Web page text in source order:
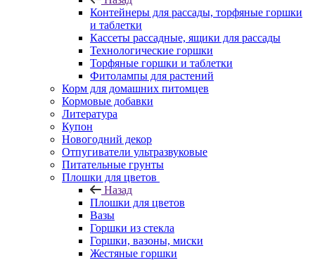
Контейнеры для рассады, торфяные горшки
и таблетки
Кассеты рассадные, ящики для рассады
Технологические горшки
Торфяные горшки и таблетки
Фитолампы для растений
Корм для домашних питомцев
Кормовые добавки
Литература
Купон
Новогодний декор
Отпугиватели ультразвуковые
Питательные грунты
Плошки для цветов
Назад
Плошки для цветов
Вазы
Горшки из стекла
Горшки, вазоны, миски
Жестяные горшки